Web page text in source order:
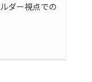
ダー視点での